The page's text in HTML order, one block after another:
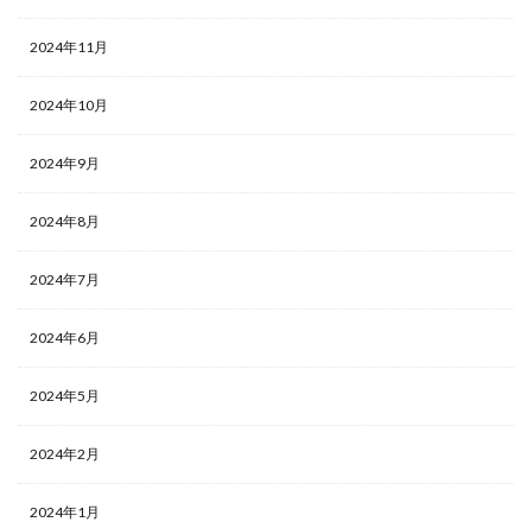
2024年11月
2024年10月
2024年9月
2024年8月
2024年7月
2024年6月
2024年5月
2024年2月
2024年1月